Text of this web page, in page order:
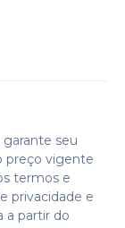
seu
preço vigente
termos e
privacidade e
a partir do